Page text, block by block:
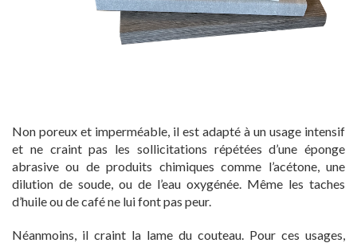
Non poreux et imperméable, il est adapté à un usage intensif
et ne craint pas les sollicitations répétées d’une éponge
abrasive ou de produits chimiques comme l’acétone, une
dilution de soude, ou de l’eau oxygénée. Même les taches
d’huile ou de café ne lui font pas peur.
Néanmoins, il craint la lame du couteau. Pour ces usages,